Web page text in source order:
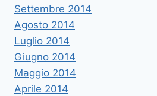
Settembre 2014
Agosto 2014
Luglio 2014
Giugno 2014
Maggio 2014
Aprile 2014